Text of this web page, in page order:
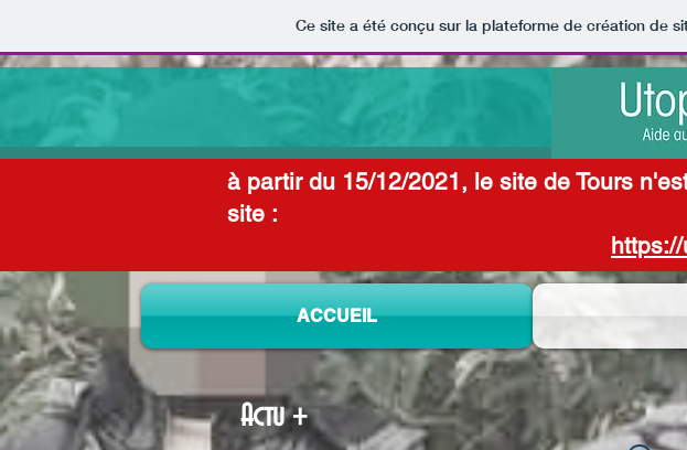
Ce site a été conçu sur la plateforme de création de
à partir du 15/12/2021, le site de Tours
site :
Actu +
ACCUEIL